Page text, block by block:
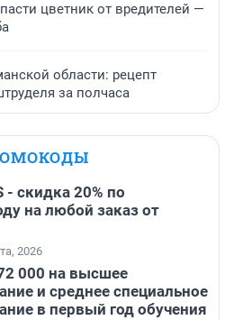
цветник от вредителей —
области: рецепт
за полчаса
- скидка 20% по
на любой заказ от
2026
000 на высшее
и среднее специальное
в первый год обучения